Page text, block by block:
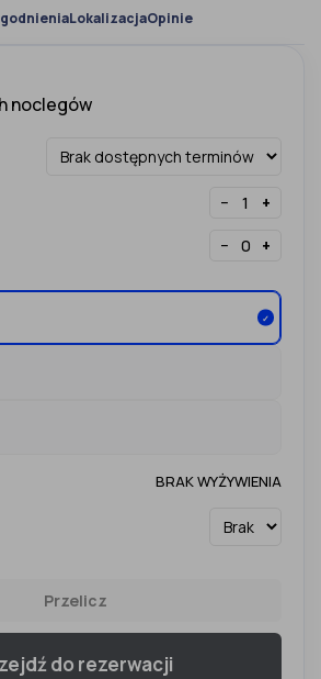
LokalizacjaOpinie
− +
− +
✓
BRAK WYŻYWIENIA
Przelicz
do rezerwacji